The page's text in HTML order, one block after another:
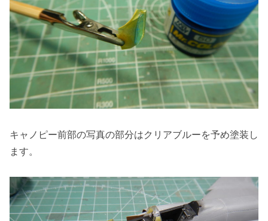
キャノピー前部の写真の部分はクリアブルーを予め塗装し
ます。